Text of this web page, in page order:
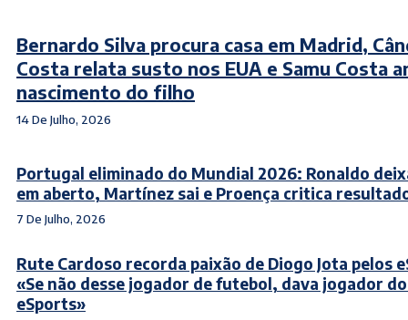
Bernardo Silva procura casa em Madrid,
Costa relata susto nos EUA e Samu Costa
nascimento do filho
14 De Julho, 2026
Portugal eliminado do Mundial 2026: Ronaldo
em aberto, Martínez sai e Proença critica
7 De Julho, 2026
Rute Cardoso recorda paixão de Diogo Jota pelos
«Se não desse jogador de futebol, dava jogador
eSports»